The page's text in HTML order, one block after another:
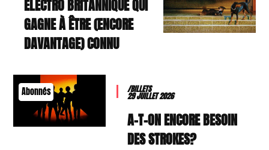
ELECTRO BRITANNIQUE QUI
GAGNE À ÊTRE (ENCORE
DAVANTAGE) CONNU
Abonnés /BILLETS
29 JUILLET 2026
A-T-ON ENCORE BESOIN
DES STROKES?